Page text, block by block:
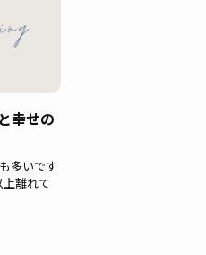
幸せの
多いです
離れて